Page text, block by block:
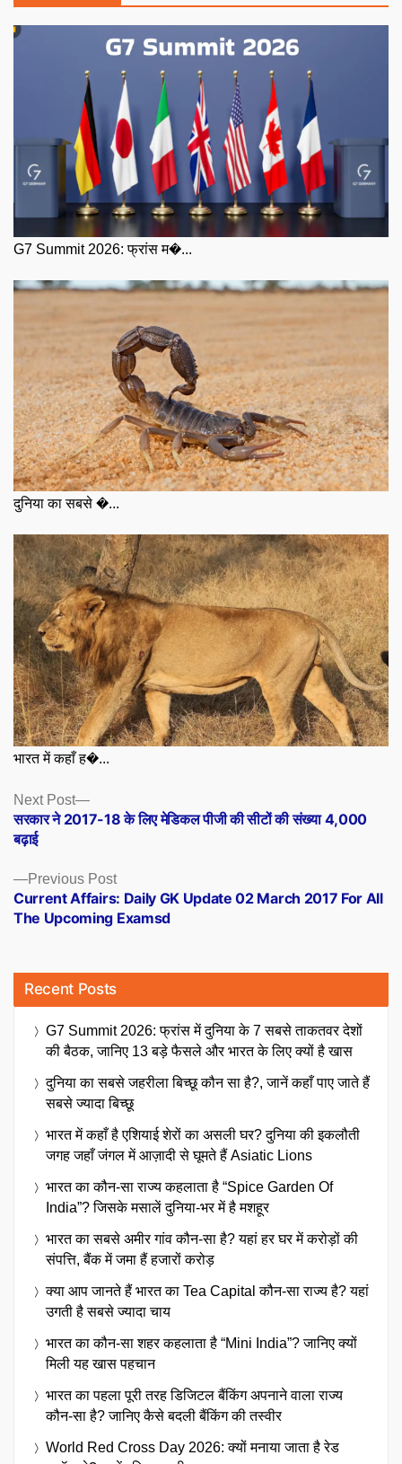
G7 Summit 2026: फ्रांस म�...
दुनिया का सबसे �...
भारत में कहाँ ह�...
Posts
navigation
Previous PostPrevious
post:
Current Affairs: Daily GK Update 02 March 2017 For All
The Upcoming Examsd
Next Post
Next
post:
सरकार ने 2017-18 के लिए मेडिकल पीजी की सीटों की संख्या 4,000
बढ़ाई
Recent Posts
G7 Summit 2026: फ्रांस में दुनिया के 7 सबसे ताकतवर देशों
की बैठक, जानिए 13 बड़े फैसले और भारत के लिए क्यों है खास
दुनिया का सबसे जहरीला बिच्छू कौन सा है?, जानें कहाँ पाए जाते हैं
सबसे ज्यादा बिच्छू
भारत में कहाँ है एशियाई शेरों का असली घर? दुनिया की इकलौती
जगह जहाँ जंगल में आज़ादी से घूमते हैं Asiatic Lions
भारत का कौन-सा राज्य कहलाता है “Spice Garden Of
India”? जिसके मसालें दुनिया-भर में है मशहूर
भारत का सबसे अमीर गांव कौन-सा है? यहां हर घर में करोड़ों की
संपत्ति, बैंक में जमा हैं हजारों करोड़
क्या आप जानते हैं भारत का Tea Capital कौन-सा राज्य है? यहां
उगती है सबसे ज्यादा चाय
भारत का कौन-सा शहर कहलाता है “Mini India”? जानिए क्यों
मिली यह खास पहचान
भारत का पहला पूरी तरह डिजिटल बैंकिंग अपनाने वाला राज्य
कौन-सा है? जानिए कैसे बदली बैंकिंग की तस्वीर
World Red Cross Day 2026: क्यों मनाया जाता है रेड